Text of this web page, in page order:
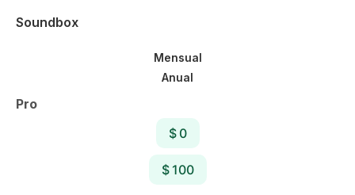
Soundbox
Mensual
Anual
Pro
$ 0
$ 100